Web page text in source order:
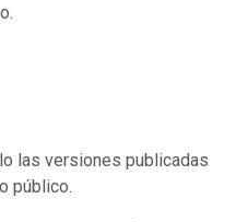
las versiones publicadas
público.